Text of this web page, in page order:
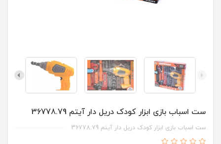
ست اسباب بازی ابزار کودک دریل دار آیتم 36778.79
ست اسباب بازی ابزار کودک دریل دار آیتم 36778.79